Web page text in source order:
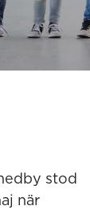
stod
när